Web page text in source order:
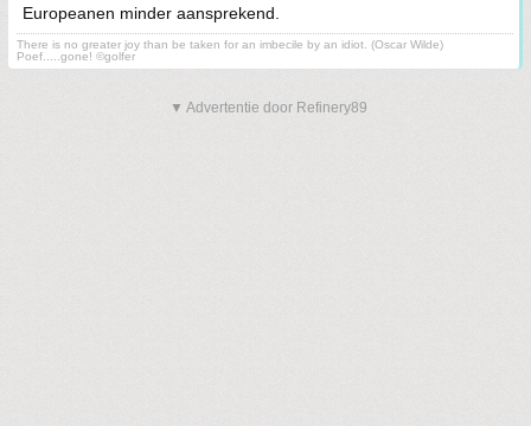
Europeanen minder aansprekend.
There is no greater joy than be taken for an imbecile by an idiot. (Oscar Wilde)
Poef.....gone! ©golfer
▼ Advertentie door Refinery89